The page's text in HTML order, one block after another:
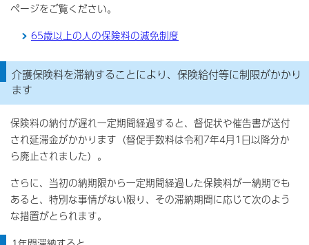
ページをご覧ください。
65歳以上の人の保険料の減免制度
介護保険料を滞納することにより、保険給付等に制限がかかり
ます
保険料の納付が遅れ一定期間経過すると、督促状や催告書が送付
され延滞金がかかります（督促手数料は令和7年4月1日以降分か
ら廃止されました）。
さらに、当初の納期限から一定期間経過した保険料が一納期でも
あると、特別な事情がない限り、その滞納期間に応じて次のよう
な措置がとられます。